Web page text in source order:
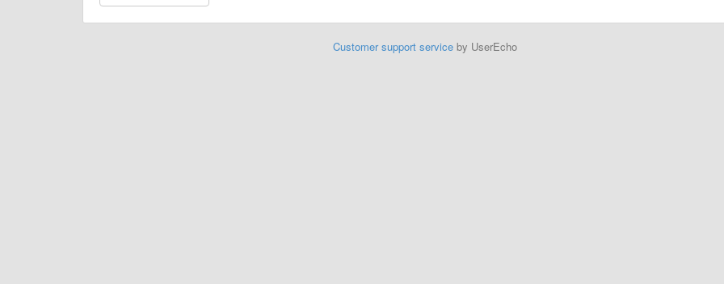
Customer support serviceby UserEcho